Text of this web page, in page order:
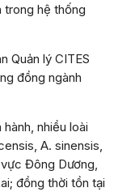
trong hệ thống
Quản lý CITES
đồng ngành
nhiều loài
A. sinensis,
Đông Dương,
đồng thời tồn tại